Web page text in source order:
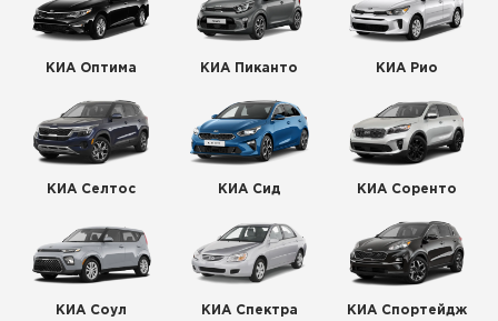
КИА Оптима КИА Пиканто КИА Рио
КИА Селтос КИА Сид КИА Соренто
КИА Соул КИА Спектра КИА Спортейдж